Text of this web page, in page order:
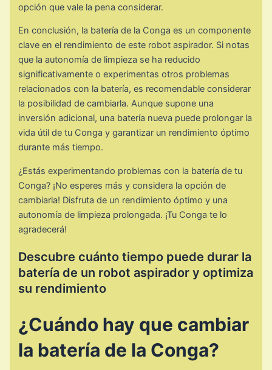
opción que vale la pena considerar.
En conclusión, la batería de la Conga es un componente
clave en el rendimiento de este robot aspirador. Si notas
que la autonomía de limpieza se ha reducido
significativamente o experimentas otros problemas
relacionados con la batería, es recomendable considerar
la posibilidad de cambiarla. Aunque supone una
inversión adicional, una batería nueva puede prolongar la
vida útil de tu Conga y garantizar un rendimiento óptimo
durante más tiempo.
¿Estás experimentando problemas con la batería de tu
Conga? ¡No esperes más y considera la opción de
cambiarla! Disfruta de un rendimiento óptimo y una
autonomía de limpieza prolongada. ¡Tu Conga te lo
agradecerá!
Descubre cuánto tiempo puede durar la
batería de un robot aspirador y optimiza
su rendimiento
¿Cuándo hay que cambiar
la batería de la Conga?